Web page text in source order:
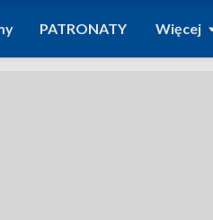
PATRONATY Więcej